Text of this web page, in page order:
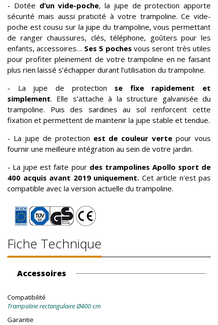
- Dotée d’un vide-poche, la jupe de protection apporte
sécurité mais aussi praticité à votre trampoline. Ce vide-
poche est cousu sur la jupe du trampoline, vous permettant
de ranger chaussures, clés, téléphone, goûters pour les
enfants, accessoires… Ses 5 poches vous seront très utiles
pour profiter pleinement de votre trampoline en ne faisant
plus rien laissé s’échapper durant l’utilisation du trampoline.
- La jupe de protection se fixe rapidement et
simplement. Elle s’attache à la structure galvanisée du
trampoline. Puis des sardines au sol renforcent cette
fixation et permettent de maintenir la jupe stable et tendue.
- La jupe de protection est de couleur verte pour vous
fournir une meilleure intégration au sein de votre jardin.
- La jupe est faite pour des trampolines Apollo sport de
400 acquis avant 2019 uniquement. Cet article n'est pas
compatible avec la version actuelle du trampoline.
Fiche Technique
Accessoires
Compatibilité
Trampoline rectangulaire Ø400 cm
Garantie